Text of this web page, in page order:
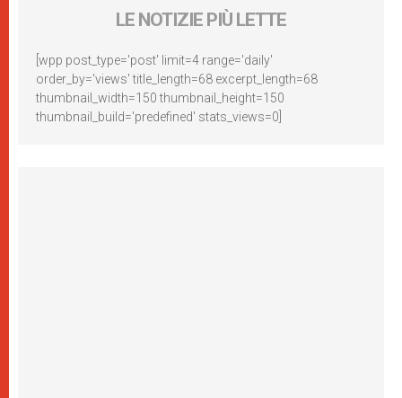
LE NOTIZIE PIÙ LETTE
[wpp post_type='post' limit=4 range='daily'
order_by='views' title_length=68 excerpt_length=68
thumbnail_width=150 thumbnail_height=150
thumbnail_build='predefined' stats_views=0]